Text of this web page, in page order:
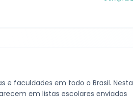
e faculdades em todo o Brasil. Nesta
em listas escolares enviadas